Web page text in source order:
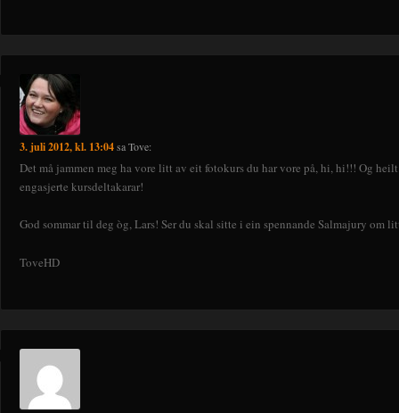
3. juli 2012, kl. 13:04saTove:
Det må jammen meg ha vore litt av eit fotokurs du har vore på, hi, hi!!! Og
engasjerte kursdeltakarar!
God sommar til deg òg, Lars! Ser du skal sitte i ein spennande Salmajury om
ToveHD